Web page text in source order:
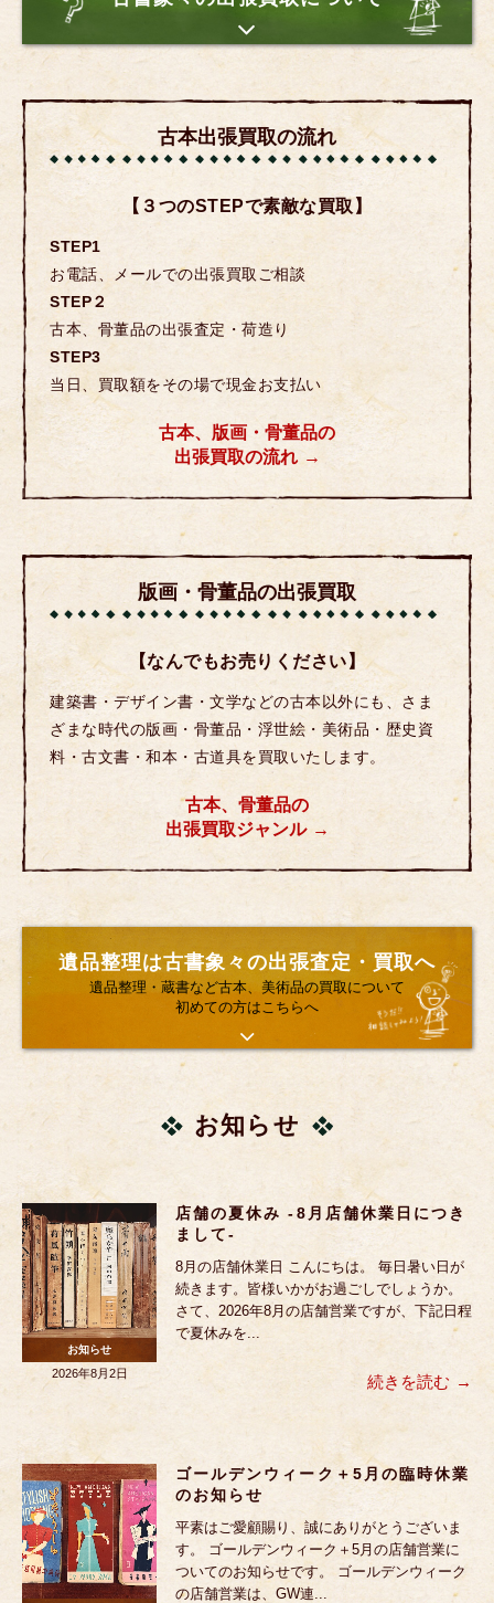
古本出張買取の流れ
【３つのSTEPで素敵な買取】
STEP1
お電話、メールでの出張買取ご相談
STEP２
古本、骨董品の出張査定・荷造り
STEP3
当日、買取額をその場で現金お支払い
古本、版画・骨董品の
出張買取の流れ
版画・骨董品の出張買取
【なんでもお売りください】
建築書・デザイン書・文学などの古本以外にも、さま
ざまな時代の版画・骨董品・浮世絵・美術品・歴史資
料・古文書・和本・古道具を買取いたします。
古本、骨董品の
出張買取ジャンル
遺品整理は古書象々の出張査定・買取へ
遺品整理・蔵書など古本、美術品の買取について
初めての方はこちらへ
お知らせ
店舗の夏休み -8月店舗休業日につき
まして-
8月の店舗休業日 こんにちは。 毎日暑い日が
続きます。皆様いかがお過ごしでしょうか。
さて、2026年8月の店舗営業ですが、下記日程
で夏休みを...
続きを読む
お知らせ
2026年8月2日
ゴールデンウィーク＋5月の臨時休業
のお知らせ
平素はご愛顧賜り、誠にありがとうございま
す。 ゴールデンウィーク＋5月の店舗営業に
ついてのお知らせです。 ゴールデンウィーク
の店舗営業は、GW連...